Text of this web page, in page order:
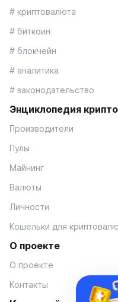
# криптовалюта
# биткоин
# блокчейн
# аналитика
# законодательство
Энциклопедия
Производители
Пулы
Майнинг
Валюты
Личности
Кошельки для
О проекте
О проекте
Контакты